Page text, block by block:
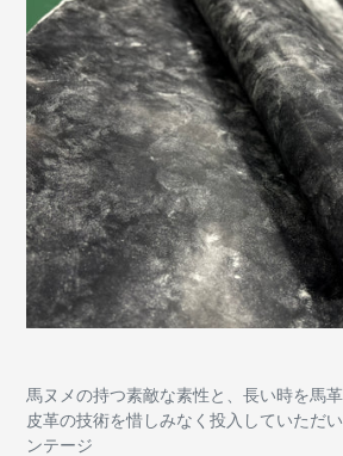
馬ヌメの持つ素敵な素性と、長い時を馬
皮革の技術を惜しみなく投入していただ
ンテージ